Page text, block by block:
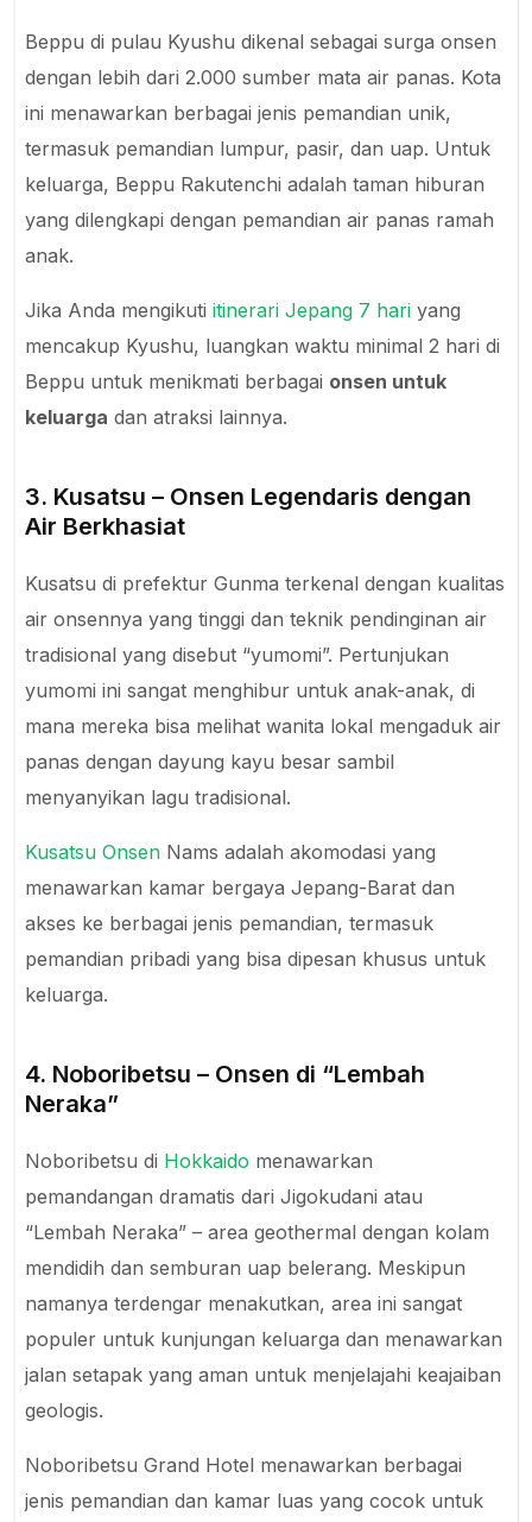
Beppu di pulau Kyushu dikenal sebagai surga onsen
dengan lebih dari 2.000 sumber mata air panas. Kota
ini menawarkan berbagai jenis pemandian unik,
termasuk pemandian lumpur, pasir, dan uap. Untuk
keluarga, Beppu Rakutenchi adalah taman hiburan
yang dilengkapi dengan pemandian air panas ramah
anak.
Jika Anda mengikutiitinerari Jepang 7 hari yang
mencakup Kyushu, luangkan waktu minimal 2 hari di
Beppu untuk menikmati berbagai onsen untuk
keluarga dan atraksi lainnya.
3. Kusatsu – Onsen Legendaris dengan
Air Berkhasiat
Kusatsu di prefektur Gunma terkenal dengan kualitas
air onsennya yang tinggi dan teknik pendinginan air
tradisional yang disebut “yumomi”. Pertunjukan
yumomi ini sangat menghibur untuk anak-anak, di
mana mereka bisa melihat wanita lokal mengaduk air
panas dengan dayung kayu besar sambil
menyanyikan lagu tradisional.
Kusatsu Onsen Nams adalah akomodasi yang
menawarkan kamar bergaya Jepang-Barat dan
akses ke berbagai jenis pemandian, termasuk
pemandian pribadi yang bisa dipesan khusus untuk
keluarga.
4. Noboribetsu – Onsen di “Lembah
Neraka”
Noboribetsu di Hokkaido menawarkan
pemandangan dramatis dari Jigokudani atau
“Lembah Neraka” – area geothermal dengan kolam
mendidih dan semburan uap belerang. Meskipun
namanya terdengar menakutkan, area ini sangat
populer untuk kunjungan keluarga dan menawarkan
jalan setapak yang aman untuk menjelajahi keajaiban
geologis.
Noboribetsu Grand Hotel menawarkan berbagai
jenis pemandian dan kamar luas yang cocok untuk